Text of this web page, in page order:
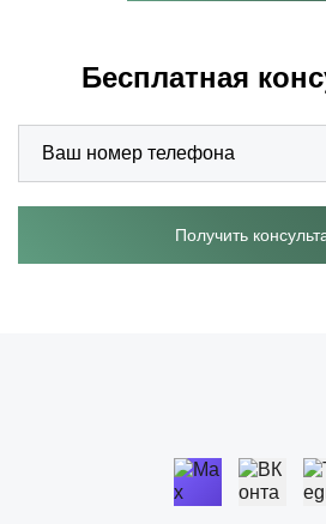
Бесплатная
Получить